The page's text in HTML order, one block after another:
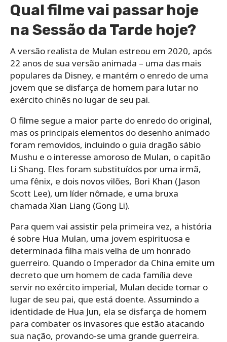
Qual filme vai passar hoje
na Sessão da Tarde hoje?
A versão realista de Mulan estreou em 2020, após
22 anos de sua versão animada – uma das mais
populares da Disney, e mantém o enredo de uma
jovem que se disfarça de homem para lutar no
exército chinês no lugar de seu pai.
O filme segue a maior parte do enredo do original,
mas os principais elementos do desenho animado
foram removidos, incluindo o guia dragão sábio
Mushu e o interesse amoroso de Mulan, o capitão
Li Shang. Eles foram substituídos por uma irmã,
uma fênix, e dois novos vilões, Bori Khan (Jason
Scott Lee), um líder nômade, e uma bruxa
chamada Xian Liang (Gong Li).
Para quem vai assistir pela primeira vez, a história
é sobre Hua Mulan, uma jovem espirituosa e
determinada filha mais velha de um honrado
guerreiro. Quando o Imperador da China emite um
decreto que um homem de cada família deve
servir no exército imperial, Mulan decide tomar o
lugar de seu pai, que está doente. Assumindo a
identidade de Hua Jun, ela se disfarça de homem
para combater os invasores que estão atacando
sua nação, provando-se uma grande guerreira.